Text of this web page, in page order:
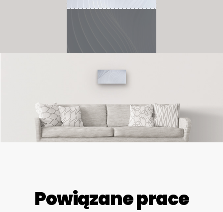
Powiązane prace